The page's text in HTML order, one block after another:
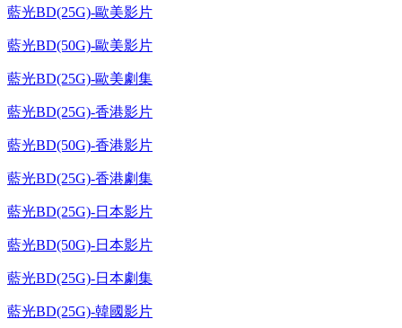
藍光BD(25G)-歐美影片
藍光BD(50G)-歐美影片
藍光BD(25G)-歐美劇集
藍光BD(25G)-香港影片
藍光BD(50G)-香港影片
藍光BD(25G)-香港劇集
藍光BD(25G)-日本影片
藍光BD(50G)-日本影片
藍光BD(25G)-日本劇集
藍光BD(25G)-韓國影片